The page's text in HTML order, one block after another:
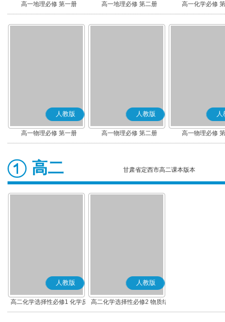
高一地理必修 第一册 高一地理必修 第二册 高一化学必修
人教版
高一物理必修 第一册
人教版
高一物理必修 第二册
人
高一物理必修
高二 甘肃省定西市高二课本版本
人教版
高二化学选择性必修1 化学反
应原理
人教版
高二化学选择性必修2 物质结
构与性质